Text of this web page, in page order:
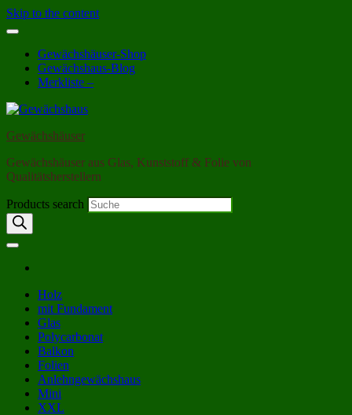
Skip to the content
Gewächshäuser-Shop
Gewächshaus-Blog
Merkliste –
Gewächshäuser
Gewächshäuser aus Glas, Kunststoff & Folie von
Qualitätsherstellern
Products search
Holz
mit Fundament
Glas
Polycarbonat
Balkon
Folien
Anlehngewächshaus
Mini
XXL